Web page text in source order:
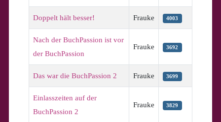
Doppelt hält besser! Frauke 4003
Nach der BuchPassion ist vor
der BuchPassion
Frauke 3692
Das war die BuchPassion 2 Frauke 3699
Einlasszeiten auf der
BuchPassion 2
Frauke 3829